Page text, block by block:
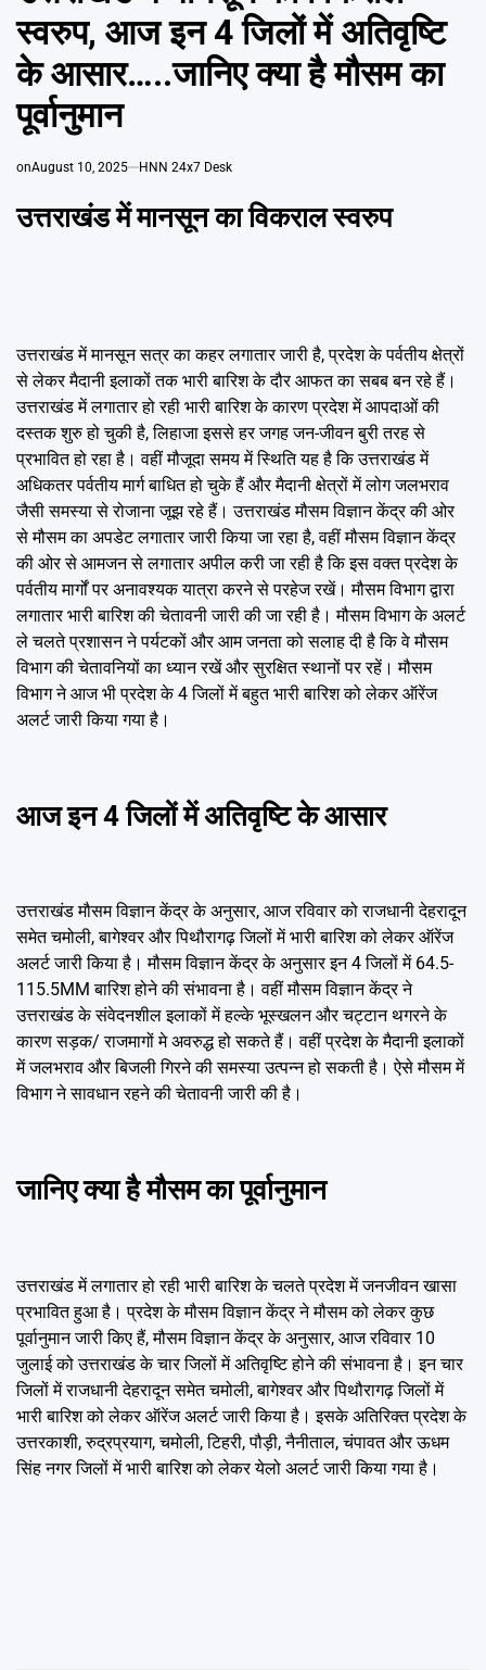
स्वरुप, आज इन 4 जिलों में अतिवृष्टि
के आसार…..जानिए क्या है मौसम का
पूर्वानुमान
onAugust 10, 2025 HNN 24x7 Desk
उत्तराखंड में मानसून का विकराल स्वरुप
उत्तराखंड में मानसून सत्र का कहर लगातार जारी है, प्रदेश के पर्वतीय क्षेत्रों
से लेकर मैदानी इलाकों तक भारी बारिश के दौर आफत का सबब बन रहे हैं।
उत्तराखंड में लगातार हो रही भारी बारिश के कारण प्रदेश में आपदाओं की
दस्तक शुरु हो चुकी है, लिहाजा इससे हर जगह जन-जीवन बुरी तरह से
प्रभावित हो रहा है। वहीं मौजूदा समय में स्थिति यह है कि उत्तराखंड में
अधिकतर पर्वतीय मार्ग बाधित हो चुके हैं और मैदानी क्षेत्रों में लोग जलभराव
जैसी समस्या से रोजाना जूझ रहे हैं। उत्तराखंड मौसम विज्ञान केंद्र की ओर
से मौसम का अपडेट लगातार जारी किया जा रहा है, वहीं मौसम विज्ञान केंद्र
की ओर से आमजन से लगातार अपील करी जा रही है कि इस वक्त प्रदेश के
पर्वतीय मार्गों पर अनावश्यक यात्रा करने से परहेज रखें। मौसम विभाग द्वारा
लगातार भारी बारिश की चेतावनी जारी की जा रही है। मौसम विभाग के अलर्ट
ले चलते प्रशासन ने पर्यटकों और आम जनता को सलाह दी है कि वे मौसम
विभाग की चेतावनियों का ध्यान रखें और सुरक्षित स्थानों पर रहें। मौसम
विभाग ने आज भी प्रदेश के 4 जिलों में बहुत भारी बारिश को लेकर ऑरेंज
अलर्ट जारी किया गया है।
आज इन 4 जिलों में अतिवृष्टि के आसार
उत्तराखंड मौसम विज्ञान केंद्र के अनुसार, आज रविवार को राजधानी देहरादून
समेत चमोली, बागेश्वर और पिथौरागढ़ जिलों में भारी बारिश को लेकर ऑरेंज
अलर्ट जारी किया है। मौसम विज्ञान केंद्र के अनुसार इन 4 जिलों में 64.5-
115.5MM बारिश होने की संभावना है। वहीं मौसम विज्ञान केंद्र ने
उत्तराखंड के संवेदनशील इलाकों में हल्के भूस्खलन और चट्टान थगरने के
कारण सड़क/ राजमागों मे अवरुद्ध हो सकते हैं। वहीं प्रदेश के मैदानी इलाकों
में जलभराव और बिजली गिरने की समस्या उत्पन्न हो सकती है। ऐसे मौसम में
विभाग ने सावधान रहने की चेतावनी जारी की है।
जानिए क्या है मौसम का पूर्वानुमान
उत्तराखंड में लगातार हो रही भारी बारिश के चलते प्रदेश में जनजीवन खासा
प्रभावित हुआ है। प्रदेश के मौसम विज्ञान केंद्र ने मौसम को लेकर कुछ
पूर्वानुमान जारी किए हैं, मौसम विज्ञान केंद्र के अनुसार, आज रविवार 10
जुलाई को उत्तराखंड के चार जिलों में अतिवृष्टि होने की संभावना है। इन चार
जिलों में राजधानी देहरादून समेत चमोली, बागेश्वर और पिथौरागढ़ जिलों में
भारी बारिश को लेकर ऑरेंज अलर्ट जारी किया है। इसके अतिरिक्त प्रदेश के
उत्तरकाशी, रुद्रप्रयाग, चमोली, टिहरी, पौड़ी, नैनीताल, चंपावत और ऊधम
सिंह नगर जिलों में भारी बारिश को लेकर येलो अलर्ट जारी किया गया है।